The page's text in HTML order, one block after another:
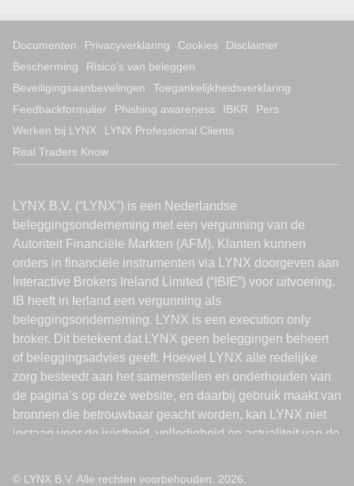
Documenten Privacyverklaring Cookies
Disclaimer
Bescherming
Risico’s van beleggen
Beveiligingsaanbevelingen
Toegankelijkheidsverklaring
Feedbackformulier
Phishing awareness IBKR
Pers
Werken bij LYNX
LYNX Professional Clients
Real Traders Know
© LYNX B.V. Alle rechten voorbehouden. 2026.